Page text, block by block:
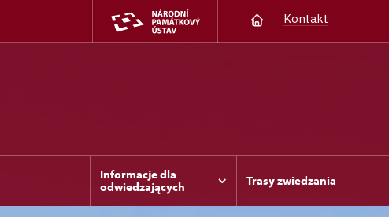
Kontakt
Informacje dla
odwiedzających
Trasy zwiedzania